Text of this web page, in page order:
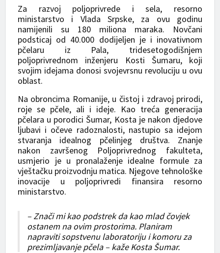
Za razvoj poljoprivrede i sela, resorno
ministarstvo i Vlada Srpske, za ovu godinu
namijenili su 180 miliona maraka. Novčani
podsticaj od 40.000 dodijeljen je i inovativnom
pčelaru iz Pala, tridesetogodišnjem
poljoprivrednom inženjeru Kosti Šumaru, koji
svojim idejama donosi svojevrsnu revoluciju u ovu
oblast.
Na obroncima Romanije, u čistoj i zdravoj prirodi,
roje se pčele, ali i ideje. Kao treća generacija
pčelara u porodici Šumar, Kosta je nakon djedove
ljubavi i očeve radoznalosti, nastupio sa idejom
stvaranja idealnog pčelinjeg društva. Znanje
nakon završenog Poljoprivrednog fakulteta,
usmjerio je u pronalaženje idealne formule za
vještačku proizvodnju matica. Njegove tehnološke
inovacije u poljoprivredi finansira resorno
ministarstvo.
– Znači mi kao podstrek da kao mlad čovjek
ostanem na ovim prostorima. Planiram
napraviti sopstvenu laboratoriju i komoru za
prezimljavanje pčela – kaže Kosta Šumar.